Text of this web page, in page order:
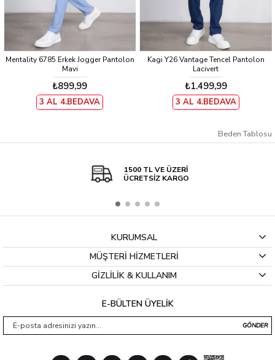
Mentality 6785 Erkek Jogger Pantolon
Mavi
₺899,99
3 AL 4.BEDAVA
Kagi Y26 Vantage Tencel Pantolon
Lacivert
₺1.499,99
3 AL 4.BEDAVA
Beden Tablosu
1500 TL VE ÜZERİ
ÜCRETSİZ KARGO
KURUMSAL
MÜŞTERİ HİZMETLERİ
GİZLİLİK & KULLANIM
E-BÜLTEN ÜYELİK
GÖNDER